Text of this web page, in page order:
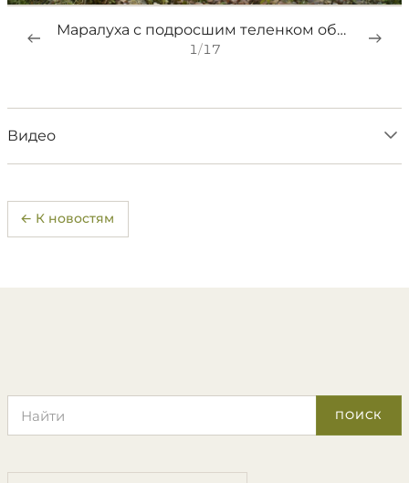
Маралуха с подросшим теленком объедают последние, уже желтые листики спиреи.
1/17
Видео
← К новостям
ПОИСК